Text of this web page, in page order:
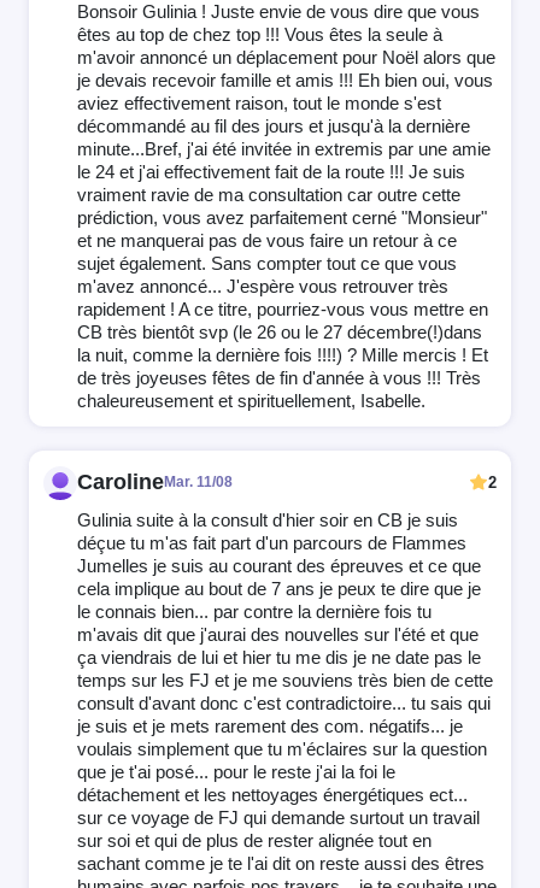
Bonsoir Gulinia ! Juste envie de vous dire que vous
êtes au top de chez top !!! Vous êtes la seule à
m'avoir annoncé un déplacement pour Noël alors que
je devais recevoir famille et amis !!! Eh bien oui, vous
aviez effectivement raison, tout le monde s'est
décommandé au fil des jours et jusqu'à la dernière
minute...Bref, j'ai été invitée in extremis par une amie
le 24 et j'ai effectivement fait de la route !!! Je suis
vraiment ravie de ma consultation car outre cette
prédiction, vous avez parfaitement cerné "Monsieur"
et ne manquerai pas de vous faire un retour à ce
sujet également. Sans compter tout ce que vous
m'avez annoncé... J'espère vous retrouver très
rapidement ! A ce titre, pourriez-vous vous mettre en
CB très bientôt svp (le 26 ou le 27 décembre(!)dans
la nuit, comme la dernière fois !!!!) ? Mille mercis ! Et
de très joyeuses fêtes de fin d'année à vous !!! Très
chaleureusement et spirituellement, Isabelle.
CarolineMar. 11/08 2
Gulinia suite à la consult d'hier soir en CB je suis
déçue tu m'as fait part d'un parcours de Flammes
Jumelles je suis au courant des épreuves et ce que
cela implique au bout de 7 ans je peux te dire que je
le connais bien... par contre la dernière fois tu
m'avais dit que j'aurai des nouvelles sur l'été et que
ça viendrais de lui et hier tu me dis je ne date pas le
temps sur les FJ et je me souviens très bien de cette
consult d'avant donc c'est contradictoire... tu sais qui
je suis et je mets rarement des com. négatifs... je
voulais simplement que tu m'éclaires sur la question
que je t'ai posé... pour le reste j'ai la foi le
détachement et les nettoyages énergétiques ect...
sur ce voyage de FJ qui demande surtout un travail
sur soi et qui de plus de rester alignée tout en
sachant comme je te l'ai dit on reste aussi des êtres